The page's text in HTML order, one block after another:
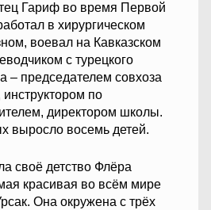
Гариф во время Первой
в хирургическом
воевал на Кавказском
с турецкого
– председателем совхоза
по
директором школы.
выросло восемь детей.
своё детство Флёра
красивая во всём мире
Она окружена с трёх